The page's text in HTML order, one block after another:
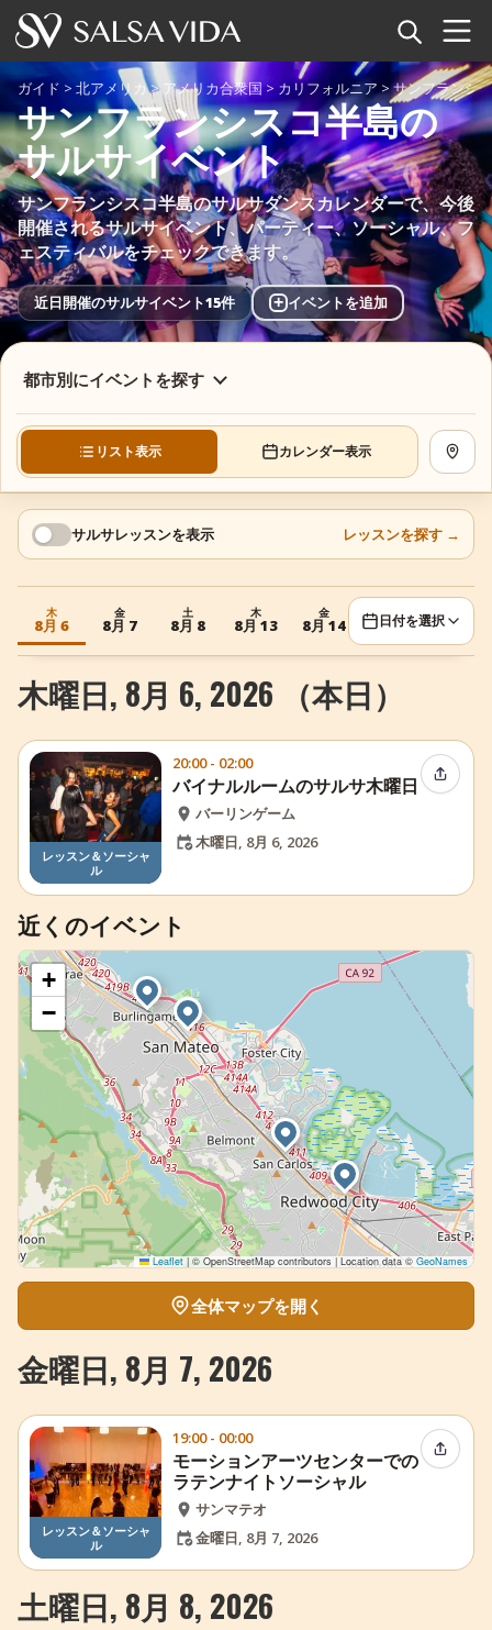
ホーム
イベント
ニュース
記事
動画
ショップ
TuneTempo
+ イベントを追加
ガイド > 北アメリカ> アメリカ合衆国> カリフォルニア >サンフランシ
サンフランシスコ半島の
サルサイベント
サンフランシスコ半島のサルサダンスカレンダーで、今後
開催されるサルサイベント、パーティー、ソーシャル、フ
ェスティバルをチェックできます。
近日開催のサルサイベント15件 + イベントを追加
都市別にイベントを探す
リスト表示 カレンダー表示 地図
サルサレッスンを表示 レッスンを探す →
木
8月 6
金
8月 7
土
8月 8
木
8月 13
金
8月 14
土
8月 15
日付を選択
木曜日, 8月 6, 2026 （本日）
レッスン＆ソーシャ
ル
20:00 - 02:00
バイナルルームのサルサ木曜日
バーリンゲーム
木曜日, 8月 6, 2026
イベン
近くのイベント
+
−
Leaflet |© OpenStreetMap contributors | Location data ©GeoNames
全体マップを開く
金曜日, 8月 7, 2026
レッスン＆ソーシャ
ル
19:00 - 00:00
モーションアーツセンターでの
ラテンナイトソーシャル
サンマテオ
金曜日, 8月 7, 2026
イベン
土曜日, 8月 8, 2026